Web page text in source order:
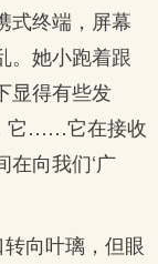
式终端，屏幕
。她小跑着跟
显得有些发
它……它在接收
向我们‘广
向叶璃，但眼